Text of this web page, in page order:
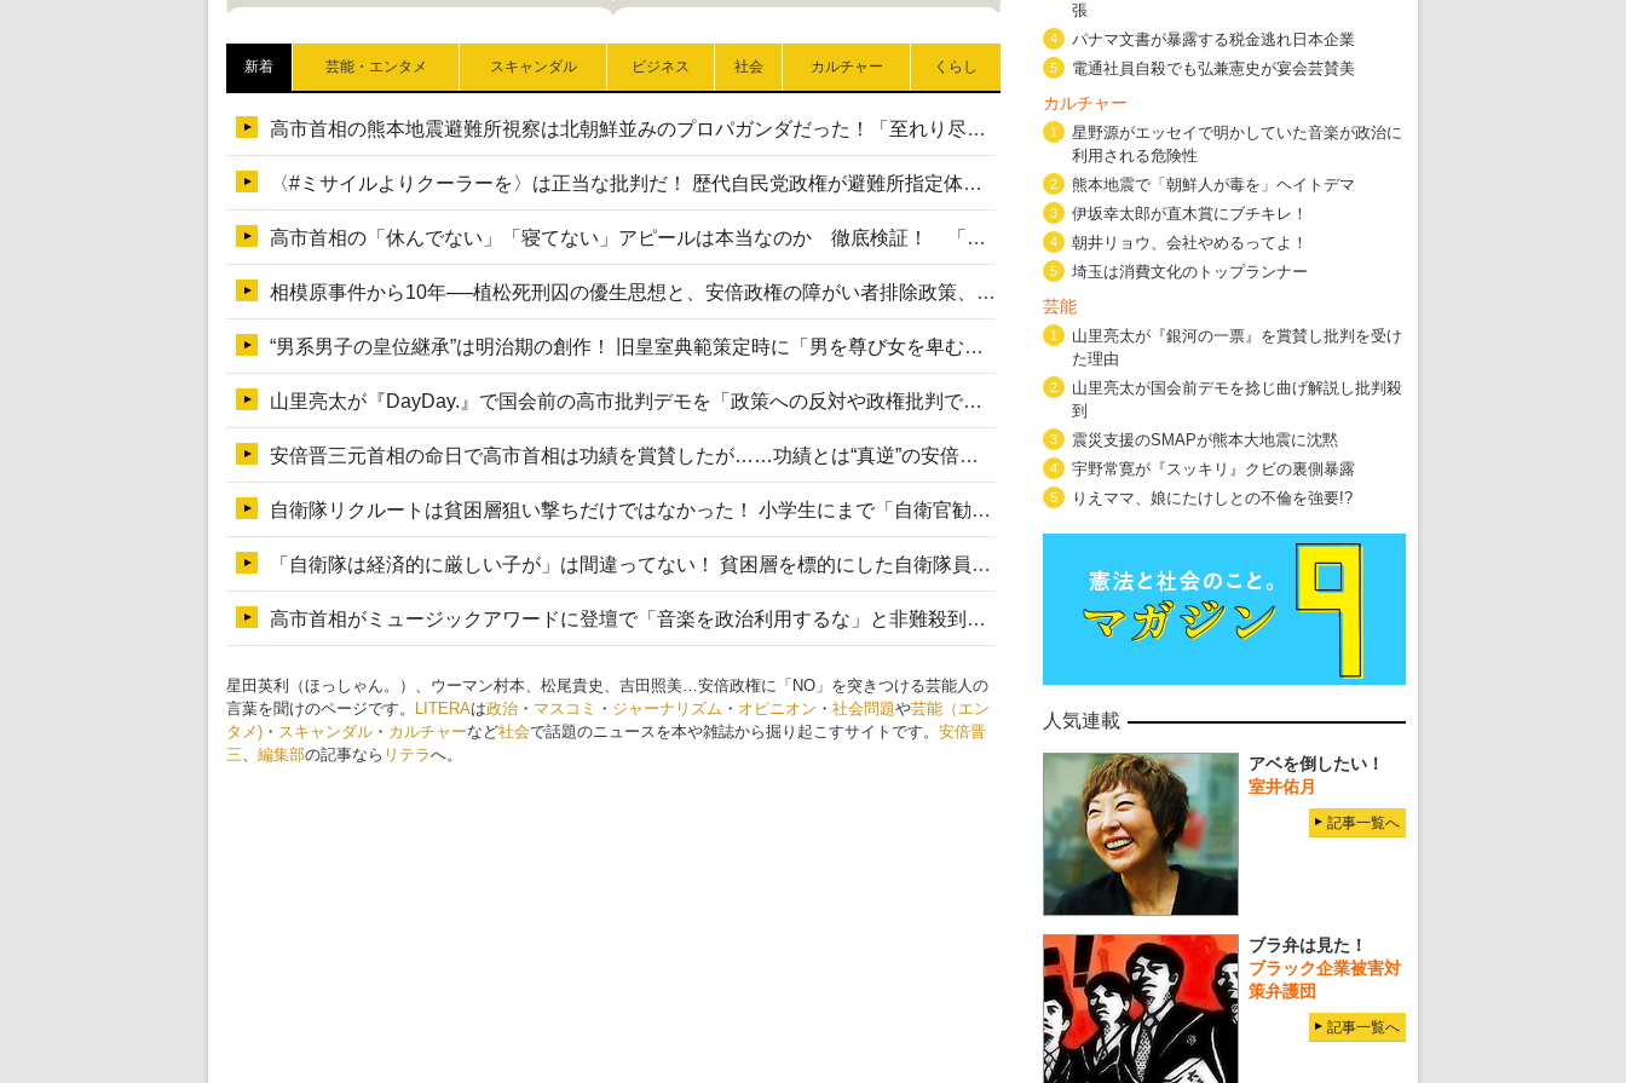
新着 芸能・エンタメ スキャンダル ビジネス 社会 カルチャー くらし
高市首相の熊本地震避難所視察は北朝鮮並みのプロパガンダだった！「至れり尽くせり」の選ばれた避難所の一方で実態は…
〈#ミサイルよりクーラーを〉は正当な批判だ！ 歴代自民党政権が避難所指定体育館へのエアコン設置を遅らせてきた客観的事実
高市首相の「休んでない」「寝てない」アピールは本当なのか 徹底検証！ 「資料読み込み」「アイロンがけ」も矛盾だらけ…
相模原事件から10年──植松死刑囚の優生思想と、安倍政権の障がい者排除政策、右派勢力の差別主義との関係を改めて問う
“男系男子の皇位継承”は明治期の創作！ 旧皇室典範策定時に「男を尊び女を卑むの慣習、人民の脳髄」とトンデモ論で女性天皇を否定
山里亮太が『DayDay.』で国会前の高市批判デモを「政策への反対や政権批判でない」と捻じ曲げ解説 デモ参加者から批判殺到
安倍晋三元首相の命日で高市首相は功績を賞賛したが……功績とは“真逆”の安倍元首相のトンデモ発言を振り返る
自衛隊リクルートは貧困層狙い撃ちだけではなかった！ 小学生にまで「自衛官勧誘」目的のパンフレット作成
「自衛隊は経済的に厳しい子が」は間違ってない！ 貧困層を標的にした自衛隊員募集、やす子、山上被告も…日本でも進む“経済的徴兵制”
高市首相がミュージックアワードに登壇で「音楽を政治利用するな」と非難殺到！ MAJの国策的本質を批判する声も
星田英利（ほっしゃん。）、ウーマン村本、松尾貴史、吉田照美…安倍政権に「NO」を突きつける芸能人の
言葉を聞けのページです。
LITERAは政治 ・ マスコミ ・ ジャーナリズム ・ オピニオン ・ 社会問題や芸能（エン
タメ) ・ スキャンダル ・ カルチャーなど社会で話題のニュースを本や雑誌から掘り起こすサイトです。 安倍晋
三、 編集部の記事なら リテラへ。
張
4 パナマ文書が暴露する税金逃れ日本企業
5 電通社員自殺でも弘兼憲史が宴会芸賛美
カルチャー
1
星野源がエッセイで明かしていた音楽が政治に
利用される危険性
2 熊本地震で「朝鮮人が毒を」ヘイトデマ
3 伊坂幸太郎が直木賞にブチキレ！
4 朝井リョウ、会社やめるってよ！
5 埼玉は消費文化のトップランナー
芸能
1
山里亮太が『銀河の一票』を賞賛し批判を受け
た理由
2
山里亮太が国会前デモを捻じ曲げ解説し批判殺
到
3 震災支援のSMAPが熊本大地震に沈黙
4 宇野常寛が『スッキリ』クビの裏側暴露
5 りえママ、娘にたけしとの不倫を強要!?
人気連載
アベを倒したい！
室井佑月
記事一覧へ
ブラ弁は見た！
ブラック企業被害対
策弁護団
記事一覧へ